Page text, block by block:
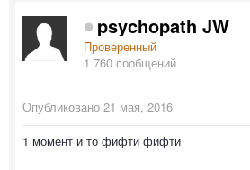
psychopath JW
Проверенный
1 760 сообщений
Опубликовано 21 мая, 2016
1 момент и то фифти фифти